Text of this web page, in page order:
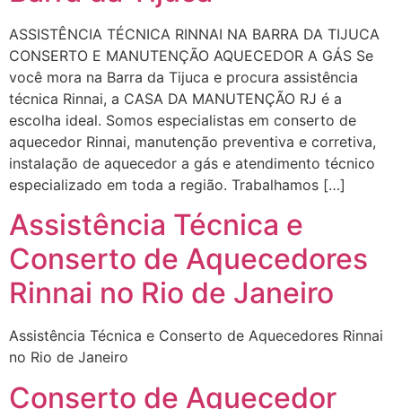
ASSISTÊNCIA TÉCNICA RINNAI NA BARRA DA TIJUCA
CONSERTO E MANUTENÇÃO AQUECEDOR A GÁS Se
você mora na Barra da Tijuca e procura assistência
técnica Rinnai, a CASA DA MANUTENÇÃO RJ é a
escolha ideal. Somos especialistas em conserto de
aquecedor Rinnai, manutenção preventiva e corretiva,
instalação de aquecedor a gás e atendimento técnico
especializado em toda a região. Trabalhamos […]
Assistência Técnica e
Conserto de Aquecedores
Rinnai no Rio de Janeiro
Assistência Técnica e Conserto de Aquecedores Rinnai
no Rio de Janeiro
Conserto de Aquecedor